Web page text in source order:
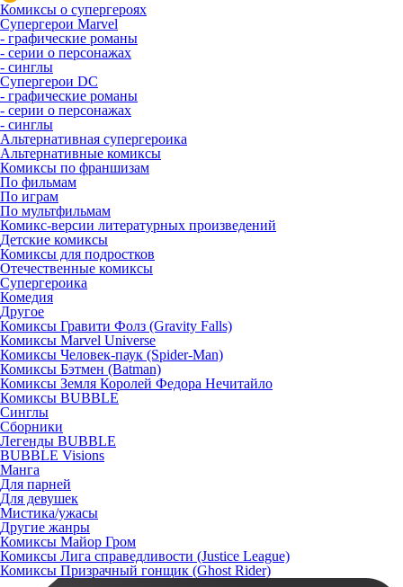
Комиксы о супергероях
Супергерои Marvel
- графические романы
- серии о персонажах
- синглы
Супергерои DC
- графические романы
- серии о персонажах
- синглы
Альтернативная супергероика
Альтернативные комиксы
Комиксы по франшизам
По фильмам
По играм
По мультфильмам
Комикс-версии литературных произведений
Детские комиксы
Комиксы для подростков
Отечественные комиксы
Супергероика
Комедия
Другое
Комиксы Гравити Фолз (Gravity Falls)
Комиксы Marvel Universe
Комиксы Человек-паук (Spider-Man)
Комиксы Бэтмен (Batman)
Комиксы Земля Королей Федора Нечитайло
Комиксы BUBBLE
Синглы
Сборники
Легенды BUBBLE
BUBBLE Visions
Манга
Для парней
Для девушек
Мистика/ужасы
Другие жанры
Комиксы Майор Гром
Комиксы Лига справедливости (Justice League)
Комиксы Призрачный гонщик (Ghost Rider)